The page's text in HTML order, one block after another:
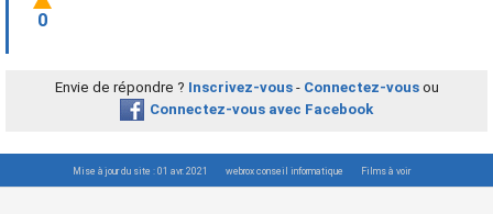
0
Envie de répondre ? Inscrivez-vous- Connectez-vousou
Connectez-vous avec Facebook
Mise à jour du site : 01 avr. 2021 webrox conseil informatique Films à voir